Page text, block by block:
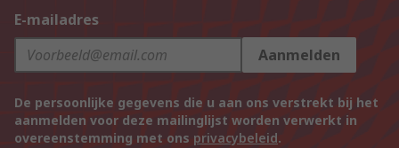
E-mailadres
Aanmelden
De persoonlijke gegevens die u aan ons verstrekt bij het
aanmelden voor deze mailinglijst worden verwerkt in
overeenstemming met ons privacybeleid.